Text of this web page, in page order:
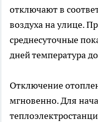
отключают в
воздуха на улице.
среднесуточные
дней температура
Отключение
мгновенно. Для